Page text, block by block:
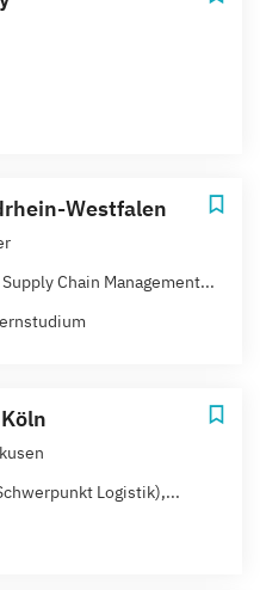
Westfalen
Chain Management...
Logistik),...